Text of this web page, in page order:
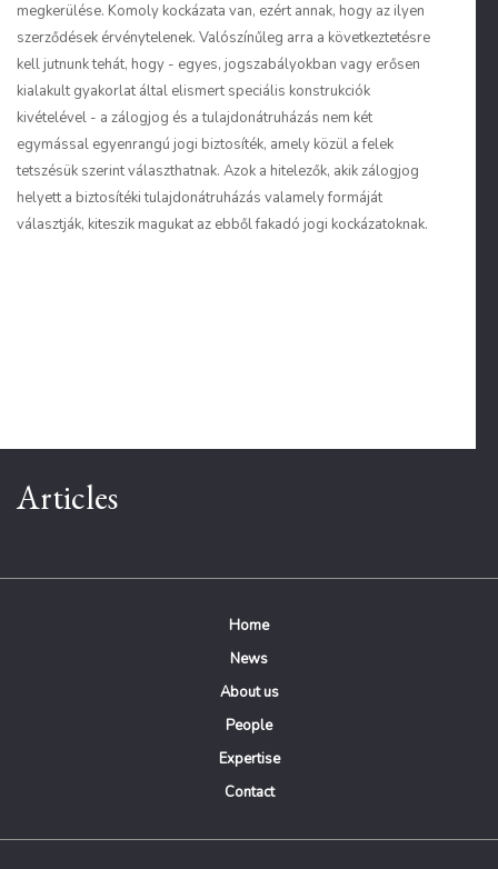
megkerülése. Komoly kockázata van, ezért annak, hogy az ilyen
szerződések érvénytelenek. Valószínűleg arra a következtetésre
kell jutnunk tehát, hogy - egyes, jogszabályokban vagy erősen
kialakult gyakorlat által elismert speciális konstrukciók
kivételével - a zálogjog és a tulajdonátruházás nem két
egymással egyenrangú jogi biztosíték, amely közül a felek
tetszésük szerint választhatnak. Azok a hitelezők, akik zálogjog
helyett a biztosítéki tulajdonátruházás valamely formáját
választják, kiteszik magukat az ebből fakadó jogi kockázatoknak.
Articles
Home
News
About us
People
Expertise
Contact